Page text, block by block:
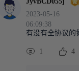
2023-05-16
06:09:38
有没有全协议的
1 4